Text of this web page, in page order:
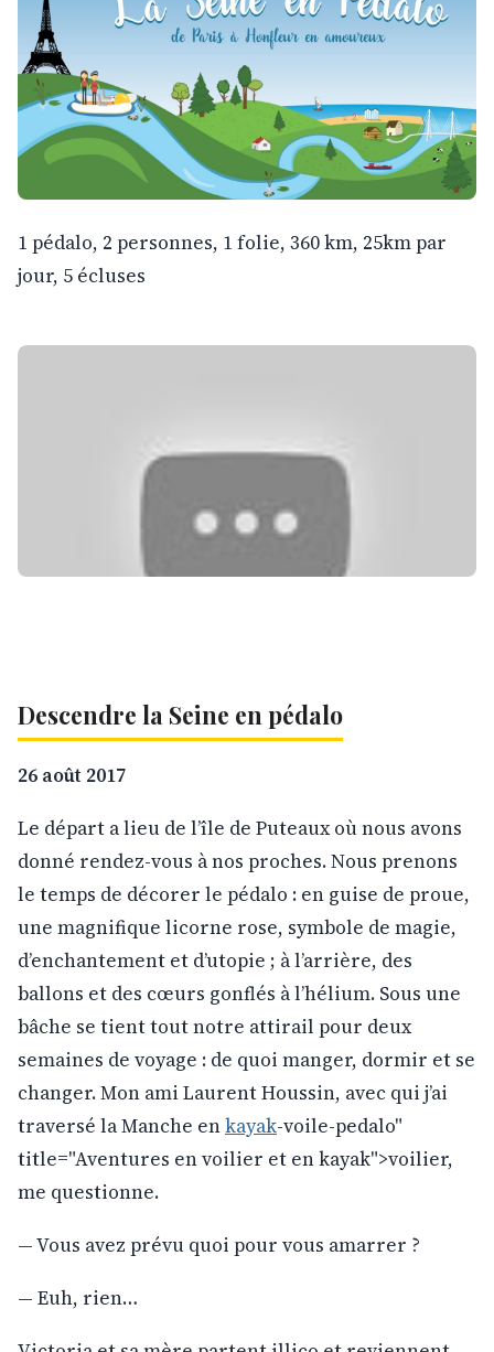
1 pédalo, 2 personnes, 1 folie, 360 km, 25km par
jour, 5 écluses
Descendre la Seine en pédalo
26 août 2017
Le départ a lieu de l’île de Puteaux où nous avons
donné rendez-vous à nos proches. Nous prenons
le temps de décorer le pédalo : en guise de proue,
une magnifique licorne rose, symbole de magie,
d’enchantement et d’utopie ; à l’arrière, des
ballons et des cœurs gonflés à l’hélium. Sous une
bâche se tient tout notre attirail pour deux
semaines de voyage : de quoi manger, dormir et se
changer. Mon ami Laurent Houssin, avec qui j’ai
traversé la Manche enkayak-voile-pedalo"
title="Aventures en voilier et en kayak">voilier,
me questionne.
— Vous avez prévu quoi pour vous amarrer ?
— Euh, rien…